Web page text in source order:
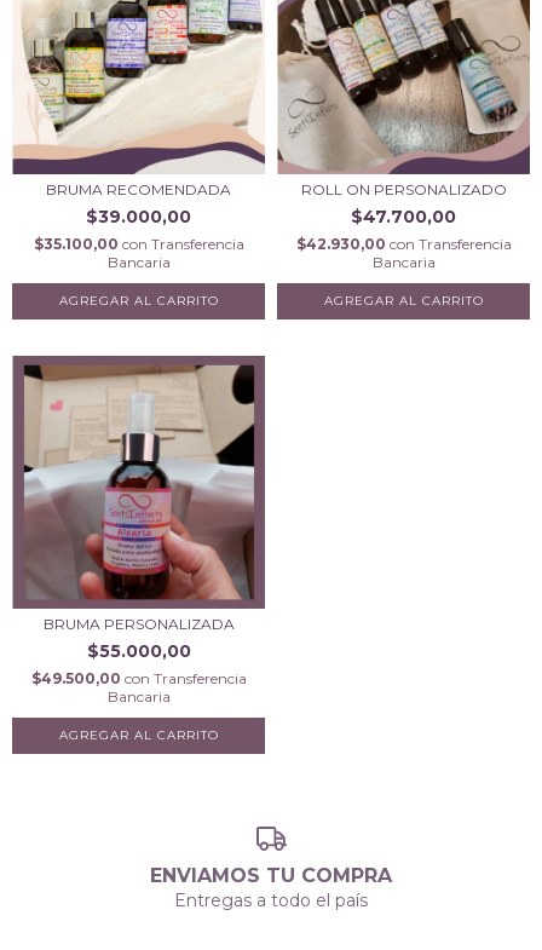
BRUMA RECOMENDADA
$39.000,00
$35.100,00 con Transferencia
Bancaria
ROLL ON PERSONALIZADO
$47.700,00
$42.930,00 con Transferencia
Bancaria
BRUMA PERSONALIZADA
$55.000,00
$49.500,00 con Transferencia
Bancaria
ENVIAMOS TU COMPRA
Entregas a todo el país